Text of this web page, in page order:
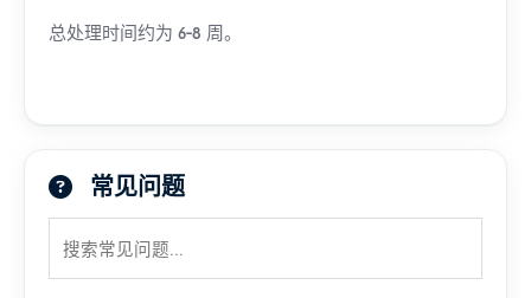
总处理时间约为 6-8 周。
常见问题